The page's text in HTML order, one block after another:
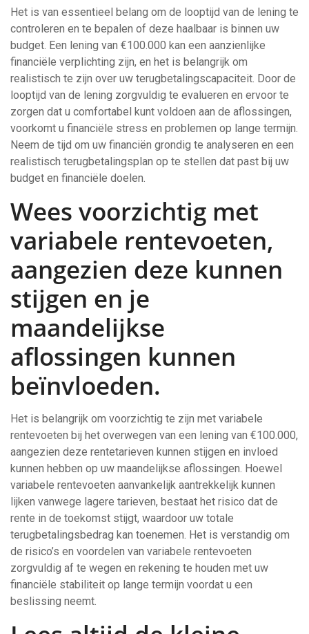
Het is van essentieel belang om de looptijd van de lening te
controleren en te bepalen of deze haalbaar is binnen uw
budget. Een lening van €100.000 kan een aanzienlijke
financiële verplichting zijn, en het is belangrijk om
realistisch te zijn over uw terugbetalingscapaciteit. Door de
looptijd van de lening zorgvuldig te evalueren en ervoor te
zorgen dat u comfortabel kunt voldoen aan de aflossingen,
voorkomt u financiële stress en problemen op lange termijn.
Neem de tijd om uw financiën grondig te analyseren en een
realistisch terugbetalingsplan op te stellen dat past bij uw
budget en financiële doelen.
Wees voorzichtig met
variabele rentevoeten,
aangezien deze kunnen
stijgen en je
maandelijkse
aflossingen kunnen
beïnvloeden.
Het is belangrijk om voorzichtig te zijn met variabele
rentevoeten bij het overwegen van een lening van €100.000,
aangezien deze rentetarieven kunnen stijgen en invloed
kunnen hebben op uw maandelijkse aflossingen. Hoewel
variabele rentevoeten aanvankelijk aantrekkelijk kunnen
lijken vanwege lagere tarieven, bestaat het risico dat de
rente in de toekomst stijgt, waardoor uw totale
terugbetalingsbedrag kan toenemen. Het is verstandig om
de risico’s en voordelen van variabele rentevoeten
zorgvuldig af te wegen en rekening te houden met uw
financiële stabiliteit op lange termijn voordat u een
beslissing neemt.